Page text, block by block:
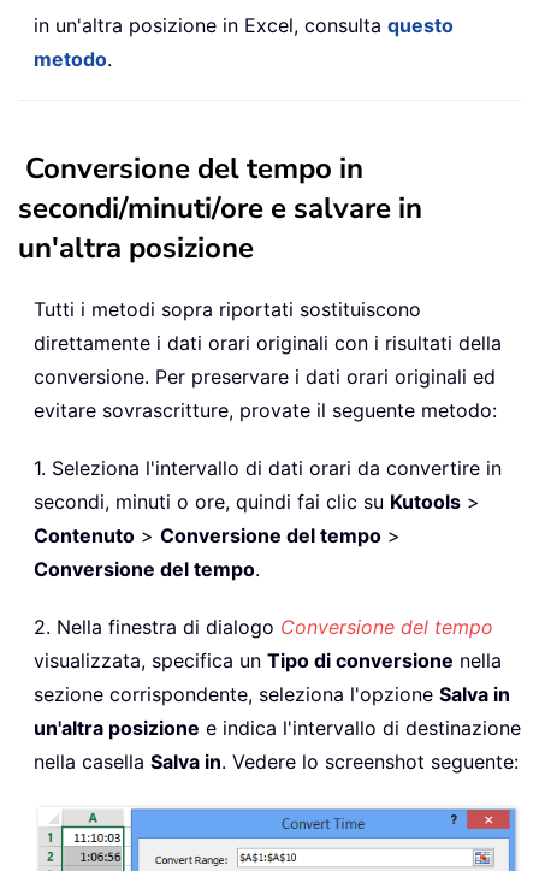
in un'altra posizione in Excel, consulta questo
metodo.
Conversione del tempo in
secondi/minuti/ore e salvare in
un'altra posizione
Tutti i metodi sopra riportati sostituiscono
direttamente i dati orari originali con i risultati della
conversione. Per preservare i dati orari originali ed
evitare sovrascritture, provate il seguente metodo:
1. Seleziona l'intervallo di dati orari da convertire in
secondi, minuti o ore, quindi fai clic su Kutools >
Contenuto > Conversione del tempo >
Conversione del tempo.
2. Nella finestra di dialogo Conversione del tempo
visualizzata, specifica un Tipo di conversione nella
sezione corrispondente, seleziona l'opzione Salva in
un'altra posizione e indica l'intervallo di destinazione
nella casella Salva in. Vedere lo screenshot seguente: